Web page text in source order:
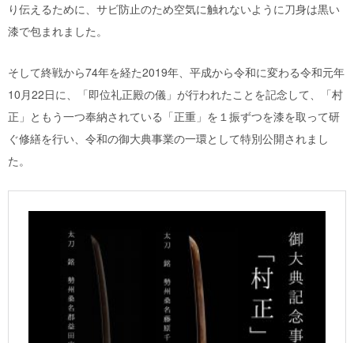
り伝えるために、サビ防止のため空気に触れないように刀身は黒い
漆で包まれました。
そして終戦から74年を経た2019年、平成から令和に変わる令和元年
10月22日に、「即位礼正殿の儀」が行われたことを記念して、「村
正」ともう一つ奉納されている「正重」を１振ずつを漆を取って研
ぐ修繕を行い、令和の御大典事業の一環として特別公開されまし
た。